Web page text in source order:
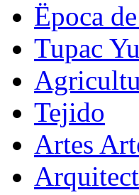
Ëpoca
Tupac
Tejido
Artes